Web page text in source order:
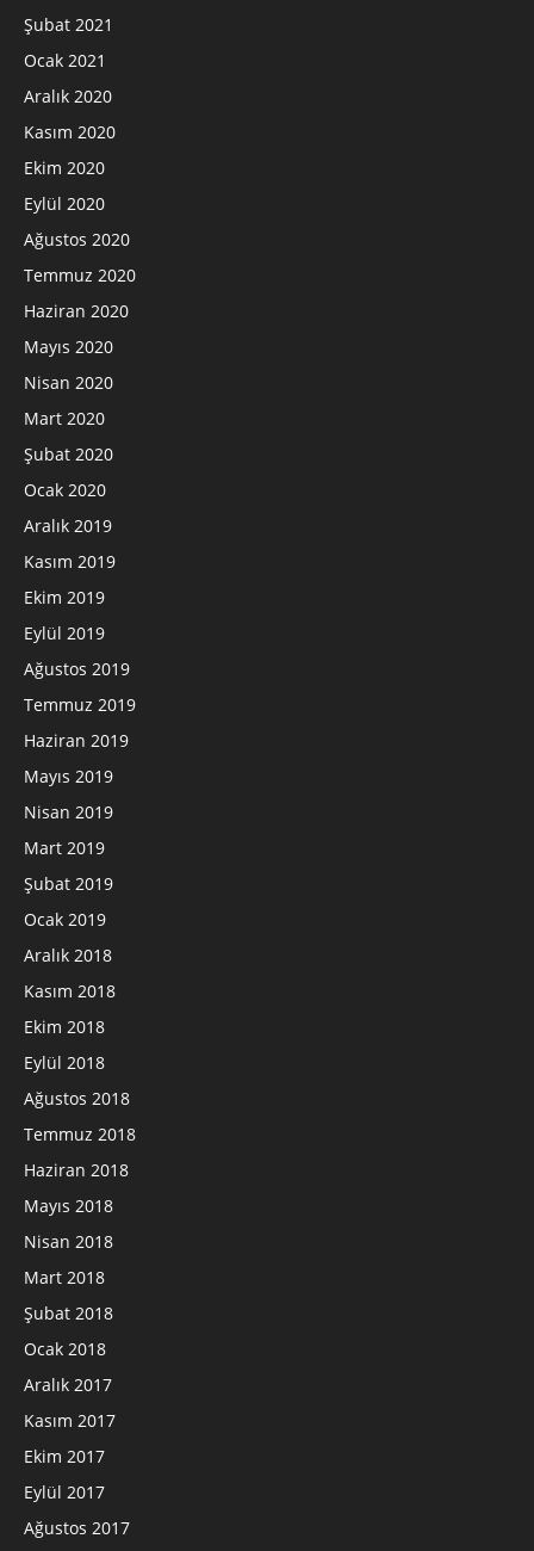
Şubat 2021
Ocak 2021
Aralık 2020
Kasım 2020
Ekim 2020
Eylül 2020
Ağustos 2020
Temmuz 2020
Haziran 2020
Mayıs 2020
Nisan 2020
Mart 2020
Şubat 2020
Ocak 2020
Aralık 2019
Kasım 2019
Ekim 2019
Eylül 2019
Ağustos 2019
Temmuz 2019
Haziran 2019
Mayıs 2019
Nisan 2019
Mart 2019
Şubat 2019
Ocak 2019
Aralık 2018
Kasım 2018
Ekim 2018
Eylül 2018
Ağustos 2018
Temmuz 2018
Haziran 2018
Mayıs 2018
Nisan 2018
Mart 2018
Şubat 2018
Ocak 2018
Aralık 2017
Kasım 2017
Ekim 2017
Eylül 2017
Ağustos 2017